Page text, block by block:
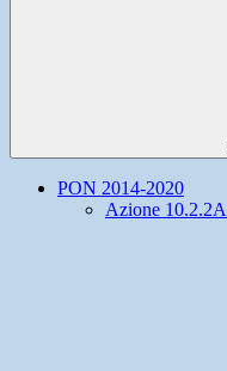
PON 2014-2020
Azione